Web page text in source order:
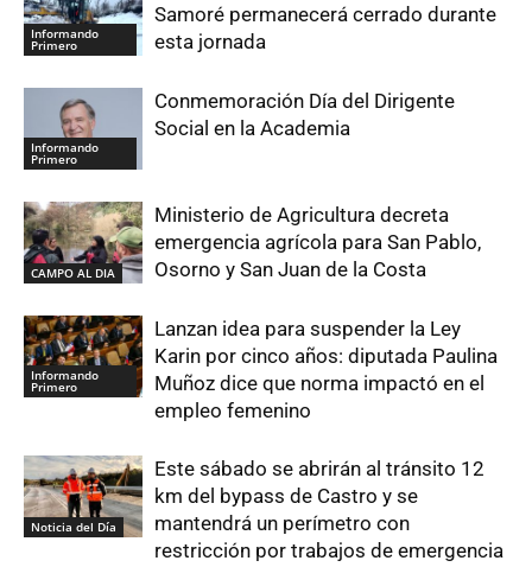
Informando
Primero
Samoré permanecerá cerrado durante
esta jornada
Informando
Primero
Conmemoración Día del Dirigente
Social en la Academia
CAMPO AL DIA
Ministerio de Agricultura decreta
emergencia agrícola para San Pablo,
Osorno y San Juan de la Costa
Informando
Primero
Lanzan idea para suspender la Ley
Karin por cinco años: diputada Paulina
Muñoz dice que norma impactó en el
empleo femenino
Noticia del Día
Este sábado se abrirán al tránsito 12
km del bypass de Castro y se
mantendrá un perímetro con
restricción por trabajos de emergencia